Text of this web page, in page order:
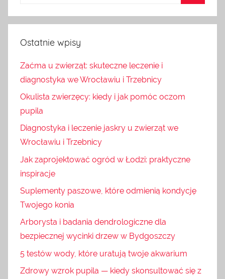
Ostatnie wpisy
Zaćma u zwierząt: skuteczne leczenie i
diagnostyka we Wrocławiu i Trzebnicy
Okulista zwierzęcy: kiedy i jak pomóc oczom
pupila
Diagnostyka i leczenie jaskry u zwierząt we
Wrocławiu i Trzebnicy
Jak zaprojektować ogród w Łodzi: praktyczne
inspiracje
Suplementy paszowe, które odmienią kondycję
Twojego konia
Arborysta i badania dendrologiczne dla
bezpiecznej wycinki drzew w Bydgoszczy
5 testów wody, które uratują twoje akwarium
Zdrowy wzrok pupila — kiedy skonsultować się z